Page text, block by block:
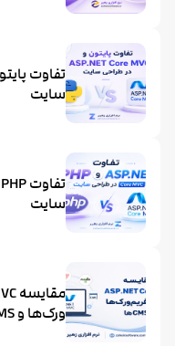
سایت
سایت
ورک‌ها و CMS ها